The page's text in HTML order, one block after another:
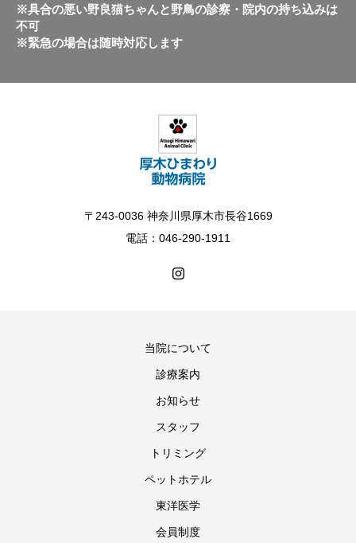
※具合の悪い野良猫ちゃんと野鳥の診察・院内の持ち込みは
不可
※緊急の場合は随時対応します
〒243-0036 神奈川県厚木市長谷1669
電話：046-290-1911
当院について
診療案内
お知らせ
スタッフ
トリミング
ペットホテル
東洋医学
会員制度